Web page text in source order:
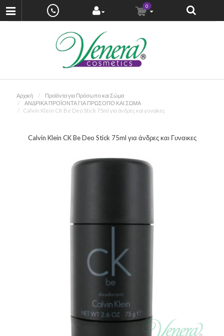
0
Αρχική
Προϊόντα για Πρόσωπο και Σώμα
ΑΝΔΡΙΚΑ ΠΡΟΪΟΝΤΑ ΓΙΑ ΠΡΩΣΟΠΟ ΚΑΙ ΣΩΜΑ
Calvin Klein CK Be Deo Stick 75ml για άνδρες και γυναίκες
Calvin Klein CK Be Deo Stick 75ml για άνδρες και Γυναικες